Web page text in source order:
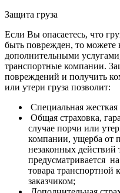
Защита груза
Если Вы опасаетесь, что
быть поврежден, то можете
дополнительными
транспортные компании.
повреждений и получить
или утери груза позволит:
Специальная
Общая страховка,
случае порчи или
компании, ущерба от
незаконных действий
предусматривается
товара транспортной
заказчиком;